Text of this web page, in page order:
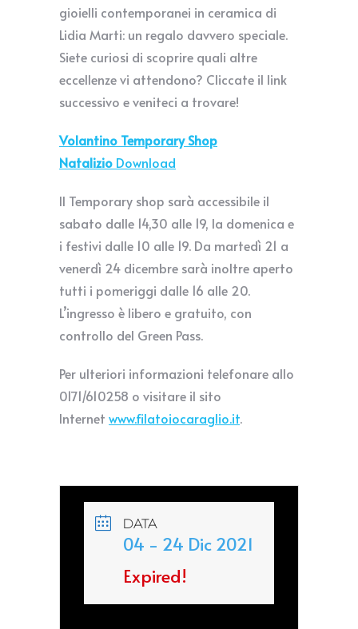
gioielli contemporanei in ceramica di
Lidia Marti: un regalo davvero speciale.
Siete curiosi di scoprire quali altre
eccellenze vi attendono? Cliccate il link
successivo e veniteci a trovare!
Volantino Temporary Shop
Natalizio Download
Il Temporary shop sarà accessibile il
sabato dalle 14,30 alle 19, la domenica e
i festivi dalle 10 alle 19. Da martedì 21 a
venerdì 24 dicembre sarà inoltre aperto
tutti i pomeriggi dalle 16 alle 20.
L’ingresso è libero e gratuito, con
controllo del Green Pass.
Per ulteriori informazioni telefonare allo
0171/610258 o visitare il sito
Internet www.filatoiocaraglio.it.
DATA
04 - 24 Dic 2021
Expired!